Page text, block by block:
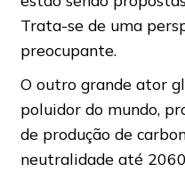
Trata-se de uma
preocupante.
O outro grande ator
poluidor do mundo,
de produção de
neutralidade até